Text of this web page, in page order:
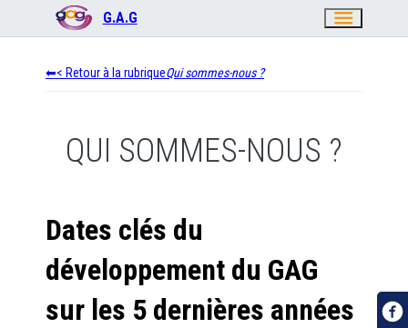
G.A.G menu
< Retour à la rubriqueQui sommes-nous ?
QUI SOMMES-NOUS ?
Dates clés du
développement du GAG
sur les 5 dernières années